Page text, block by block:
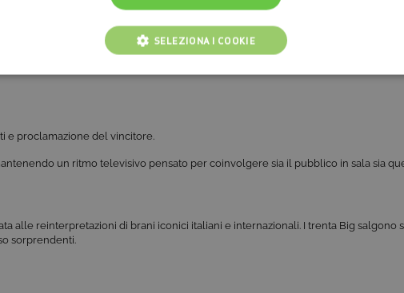
della classifica.
e proclamazione del vincitore.
un ritmo televisivo pensato per coinvolgere sia il pubblico in sala sia
alle reinterpretazioni di brani iconici italiani e internazionali. I trenta Big salgono
sorprendenti.
SELEZIONA I COOKIE
COOKIE ANALITICI COOKIE DI PROFILAZIONE
presenti nel carrello). È possibile impostare il browser per bloccare i cookie tecnici o essere
caso alcune parti del sito non funzioneranno correttamente. Questi cookie non archiviano,